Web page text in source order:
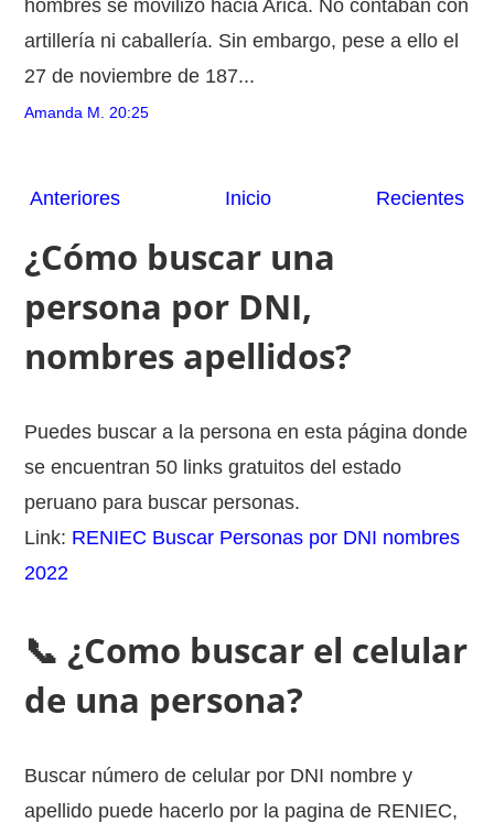
hombres se movilizó hacia Arica. No contaban con
artillería ni caballería. Sin embargo, pese a ello el
27 de noviembre de 187...
Amanda M. 20:25
Recientes
Anteriores Inicio
¿Cómo buscar una
persona por DNI,
nombres apellidos?
Puedes buscar a la persona en esta página donde
se encuentran 50 links gratuitos del estado
peruano para buscar personas.
Link: RENIEC Buscar Personas por DNI nombres
2022
📞 ¿Como buscar el celular
de una persona?
Buscar número de celular por DNI nombre y
apellido puede hacerlo por la pagina de RENIEC,